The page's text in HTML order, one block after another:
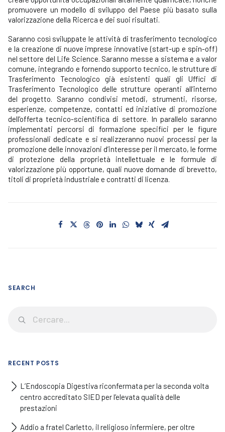
promuovere un modello di sviluppo del Paese più basato sulla
valorizzazione della Ricerca e dei suoi risultati.
Saranno così sviluppate le attività di trasferimento tecnologico
e la creazione di nuove imprese innovative (start-up e spin-off)
nel settore del Life Science. Saranno messe a sistema e a valor
comune, integrando e fornendo supporto tecnico, le strutture di
Trasferimento Tecnologico già esistenti quali gli Uffici di
Trasferimento Tecnologico delle strutture operanti all’interno
del progetto. Saranno condivisi metodi, strumenti, risorse,
esperienze, competenze, contatti ed iniziative di promozione
dell’offerta tecnico-scientifica di settore. In parallelo saranno
implementati percorsi di formazione specifici per le figure
professionali dedicate e si realizzeranno nuovi processi per la
promozione delle innovazioni d’interesse per il mercato, le forme
di protezione della proprietà intellettuale e le formule di
valorizzazione più opportune, quali nuove domande di brevetto,
titoli di proprietà industriale e contratti di licenza.
SEARCH
RECENT POSTS
L’Endoscopia Digestiva riconfermata per la seconda volta
centro accreditato SIED per l’elevata qualità delle
prestazioni
Addio a fratel Carletto, il religioso infermiere, per oltre